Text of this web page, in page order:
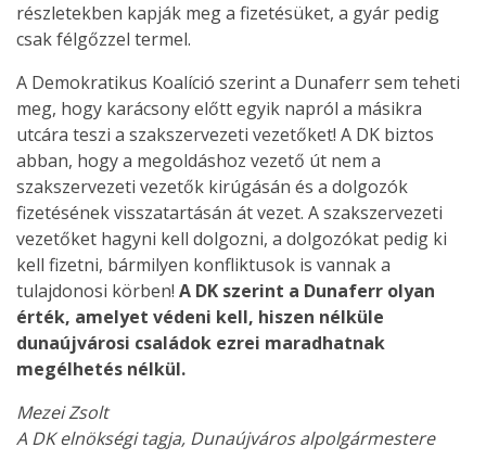
részletekben kapják meg a fizetésüket, a gyár pedig
csak félgőzzel termel.
A Demokratikus Koalíció szerint a Dunaferr sem teheti
meg, hogy karácsony előtt egyik napról a másikra
utcára teszi a szakszervezeti vezetőket! A DK biztos
abban, hogy a megoldáshoz vezető út nem a
szakszervezeti vezetők kirúgásán és a dolgozók
fizetésének visszatartásán át vezet. A szakszervezeti
vezetőket hagyni kell dolgozni, a dolgozókat pedig ki
kell fizetni, bármilyen konfliktusok is vannak a
tulajdonosi körben! A DK szerint a Dunaferr olyan
érték, amelyet védeni kell, hiszen nélküle
dunaújvárosi családok ezrei maradhatnak
megélhetés nélkül.
Mezei Zsolt
A DK elnökségi tagja, Dunaújváros alpolgármestere